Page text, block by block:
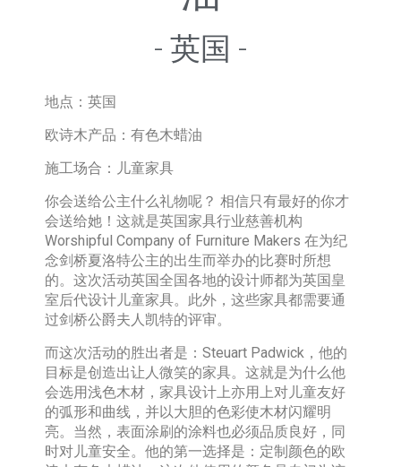
- 英国 -
地点： 英国
欧诗木产品： 有色木蜡油
施工场合： 儿童家具
你会送给公主什么礼物呢？ 相信只有最好的你才
会送给她！这就是英国家具行业慈善机构
Worshipful Company of Furniture Makers 在为纪
念剑桥夏洛特公主的出生而举办的比赛时所想
的。这次活动英国全国各地的设计师都为英国皇
室后代设计儿童家具。此外，这些家具都需要通
过剑桥公爵夫人凯特的评审。
而这次活动的胜出者是：Steuart Padwick，他的
目标是创造出让人微笑的家具。这就是为什么他
会选用浅色木材，家具设计上亦用上对儿童友好
的弧形和曲线，并以大胆的色彩使木材闪耀明
亮。当然，表面涂刷的涂料也必须品质良好，同
时对儿童安全。他的第一选择是：定制颜色的欧